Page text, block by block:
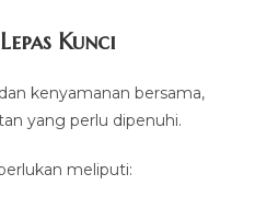
Kunci
kenyamanan bersama,
yang perlu dipenuhi.
meliputi: